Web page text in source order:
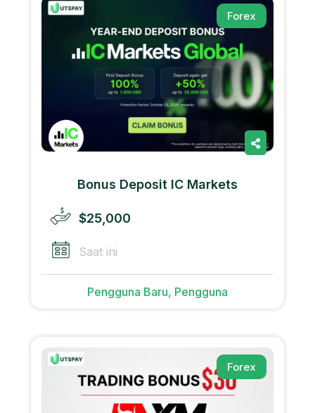
Forex
Bonus Deposit IC Markets
$25,000
Saat ini
Pengguna Baru, Pengguna
Forex